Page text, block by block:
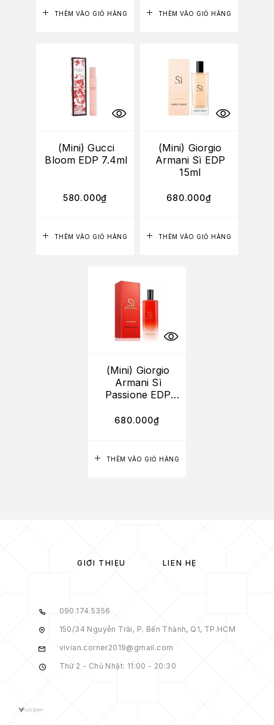
THÊM VÀO GIỎ HÀNG THÊM VÀO GIỎ HÀNG
THÊM VÀO GIỎ HÀNG
(Mini) Gucci
Bloom EDP 7.4ml
580.000₫
THÊM VÀO GIỎ HÀNG
(Mini) Giorgio
Armani Sì EDP
15ml
680.000₫
THÊM VÀO GIỎ HÀNG
(Mini) Giorgio
Armani Sì
Passione EDP
680.000₫
GIỚI THIỆU LIÊN HỆ
090.174.5356
150/34 Nguyễn Trãi, P. Bến Thành, Q1, TP.HCM
vivian.corner2019@gmail.com
Thứ 2 - Chủ Nhật: 11:00 - 20:30